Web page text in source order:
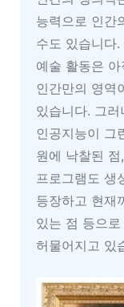
능력으로 인간
수도 있습니다
예술 활동은
인간만의 영역
있습니다. 그
인공지능이 그
원에 낙찰된
프로그램도 생
등장하고 현재
있는 점 등으
허물어지고 있